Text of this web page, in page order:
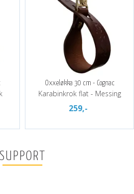
Oxxeløkka 30 cm - Cognac
Karabinkrok flat - Messing
259,-
SUPPORT